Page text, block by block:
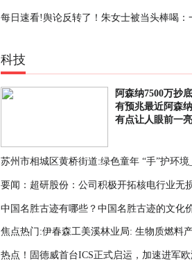
每日速看!舆论反转了！朱女士被当头棒喝：
儿
科技
阿森纳7500万抄
有预兆最近阿森
有点让人眼前一亮
苏州市相城区黄桥街道:绿色童年 “手”护环境
要闻：超研股份：公司积极开拓核电行业无
中国名胜古迹有哪些？中国名胜古迹的文化
焦点热门:伊春森工美溪林业局: 生物质燃料
热点！固德威首台ICS正式启运，加速进军